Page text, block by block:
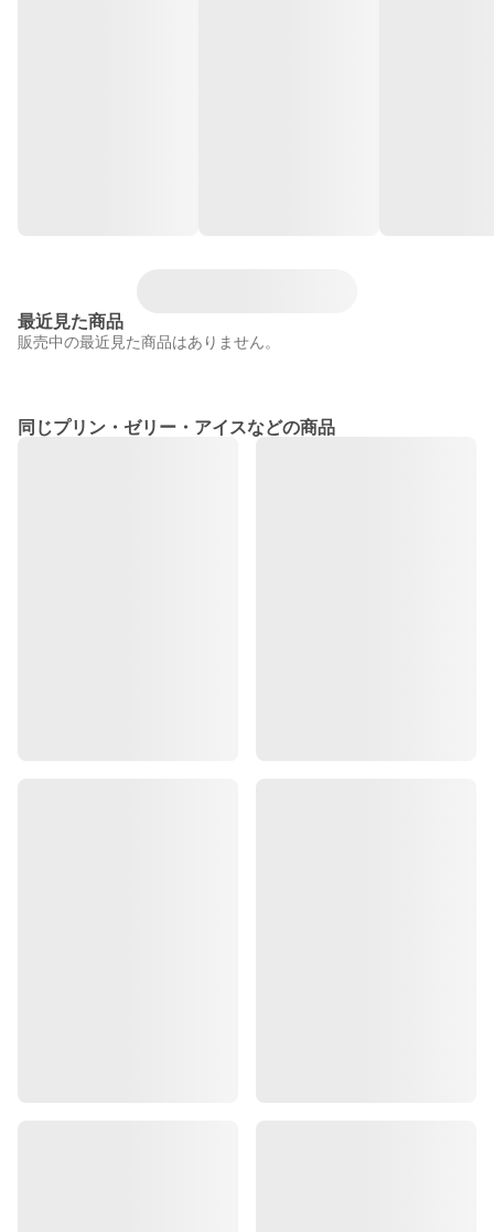
最近見た商品
販売中の最近見た商品はありません。
同じプリン・ゼリー・アイスなどの商品